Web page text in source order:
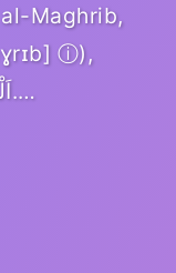
ⓘ),
Arap Mağrip (Arapça: اَلْمَغْرِبُ.…